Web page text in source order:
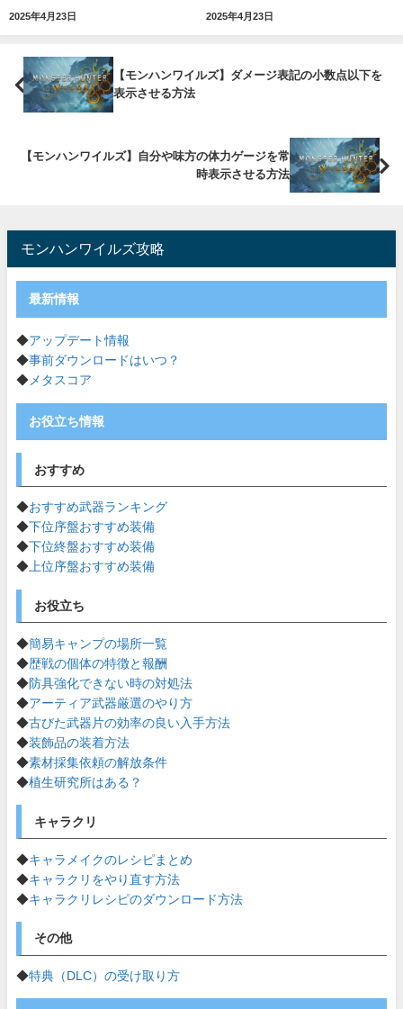
2025年4月23日 2025年4月23日
【モンハンワイルズ】ダメージ表記の小数点以下を
表示させる方法
【モンハンワイルズ】自分や味方の体力ゲージを常
時表示させる方法
モンハンワイルズ攻略
最新情報
◆アップデート情報
◆事前ダウンロードはいつ？
◆ メタスコア
お役立ち情報
おすすめ
◆おすすめ武器ランキング
◆下位序盤おすすめ装備
◆下位終盤おすすめ装備
◆ 上位序盤おすすめ装備
お役立ち
◆簡易キャンプの場所一覧
◆歴戦の個体の特徴と報酬
◆防具強化できない時の対処法
◆アーティア武器厳選のやり方
◆古びた武器片の効率の良い入手方法
◆装飾品の装着方法
◆素材採集依頼の解放条件
◆植生研究所はある？
キャラクリ
◆キャラメイクのレシピまとめ
◆キャラクリをやり直す方法
◆キャラクリレシピのダウンロード方法
その他
◆特典（DLC）の受け取り方